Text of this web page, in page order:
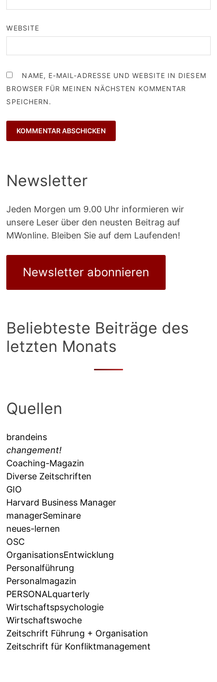
WEBSITE
NAME, E-MAIL-ADRESSE UND WEBSITE IN DIESEM
BROWSER FÜR MEINEN NÄCHSTEN KOMMENTAR
SPEICHERN.
Newsletter
Jeden Morgen um 9.00 Uhr informieren wir
unsere Leser über den neusten Beitrag auf
MWonline. Bleiben Sie auf dem Laufenden!
Newsletter abonnieren
Beliebteste Beiträge des
letzten Monats
Quellen
brandeins
changement!
Coaching-Magazin
Diverse Zeitschriften
GIO
Harvard Business Manager
managerSeminare
neues-lernen
OSC
OrganisationsEntwicklung
Personalführung
Personalmagazin
PERSONALquarterly
Wirtschaftspsychologie
Wirtschaftswoche
Zeitschrift Führung + Organisation
Zeitschrift für Konfliktmanagement